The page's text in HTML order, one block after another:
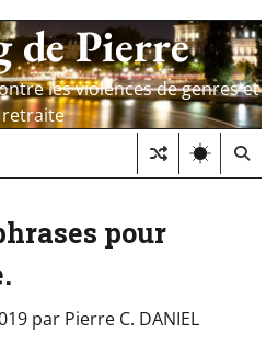
de Pierre
les violences de genres et
retraite
pour
par Pierre C. DANIEL